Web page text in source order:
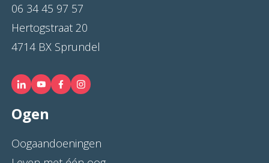
06 34 45 97 57
Hertogstraat 20
4714 BX Sprundel
Ogen
Oogaandoeningen